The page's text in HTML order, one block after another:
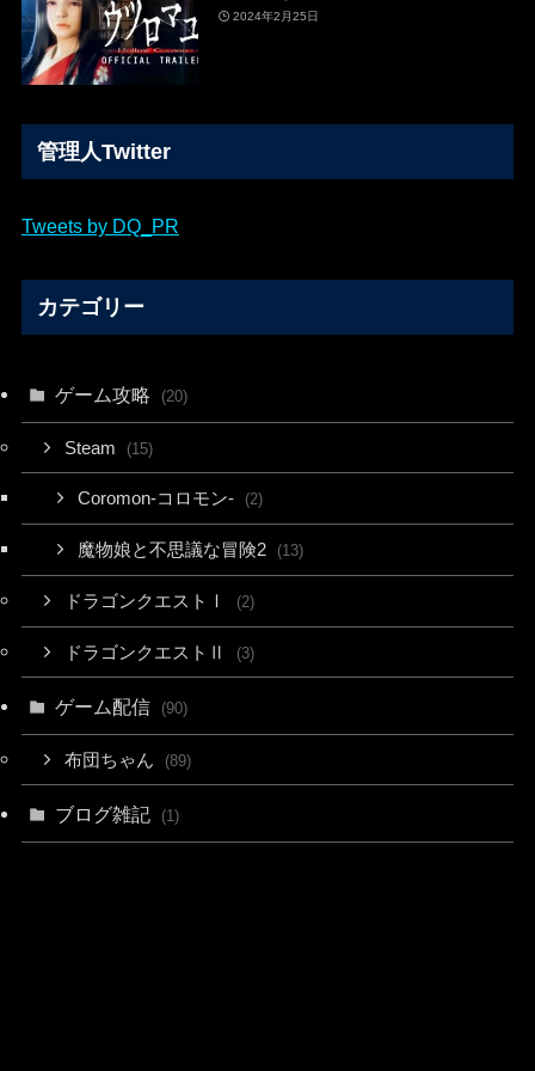
2024年2月25日
管理人Twitter
Tweets by DQ_PR
カテゴリー
ゲーム攻略 (20)
Steam (15)
Coromon-コロモン- (2)
魔物娘と不思議な冒険2 (13)
ドラゴンクエストⅠ (2)
ドラゴンクエストⅡ (3)
ゲーム配信 (90)
布団ちゃん (89)
ブログ雑記 (1)